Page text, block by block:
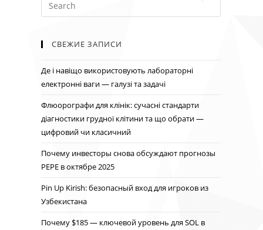
СВЕЖИЕ ЗАПИСИ
Де і навіщо використовують лабораторні
електронні ваги — галузі та задачі
Флюорографи для клінік: сучасні стандарти
діагностики грудної клітини та що обрати —
цифровий чи класичний
Почему инвесторы снова обсуждают прогнозы
PEPE в октябре 2025
Pin Up Kirish: безопасный вход для игроков из
Узбекистана
Почему $185 — ключевой уровень для SOL в